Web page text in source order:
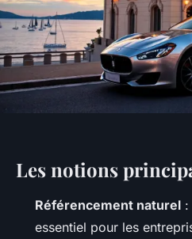
Les notions
Référencement naturel :
essentiel pour les